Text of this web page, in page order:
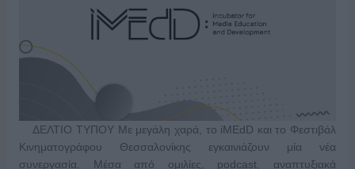
ΔΕΛΤΙΟ ΤΥΠΟΥ Με μεγάλη χαρά, το iMEdD και το Φεστιβάλ
Κινηματογράφου Θεσσαλονίκης εγκαινιάζουν μία νέα
συνεργασία. Μέσα από ομιλίες, podcast, αναπτυξιακά